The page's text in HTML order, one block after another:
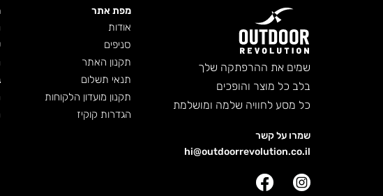
שמים את ההרפתקה שלך
בלב כל מוצר והופכים
כל מסע לחוויה שלמה ומושלמת
שמרו על קשר
hi@outdoorrevolution.co.il
מפת אתר
אודות
סניפים
תקנון האתר
תנאי תשלום
תקנון מועדון הלקוחות
הגדרות קוקיז